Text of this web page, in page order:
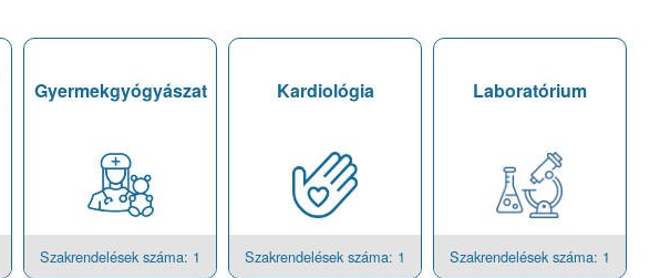
Gyermekgyógyászat
Szakrendelések száma: 1
Kardiológia
Szakrendelések száma: 1
Laboratórium
Szakrendelések száma: 1